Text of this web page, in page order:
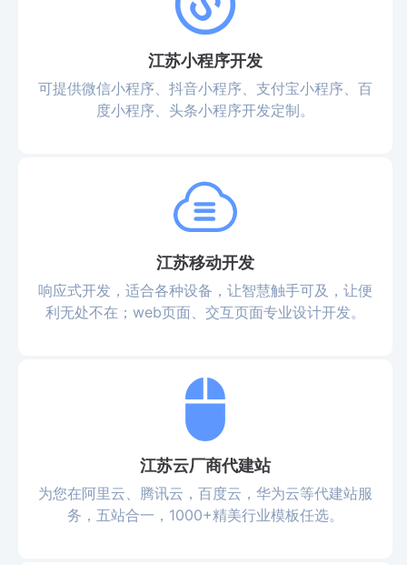
江苏小程序开发
可提供微信小程序、抖音小程序、支付宝小程序、百
度小程序、头条小程序开发定制。
江苏移动开发
响应式开发，适合各种设备，让智慧触手可及，让便
利无处不在；web页面、交互页面专业设计开发。
江苏云厂商代建站
为您在阿里云、腾讯云，百度云，华为云等代建站服
务，五站合一，1000+精美行业模板任选。